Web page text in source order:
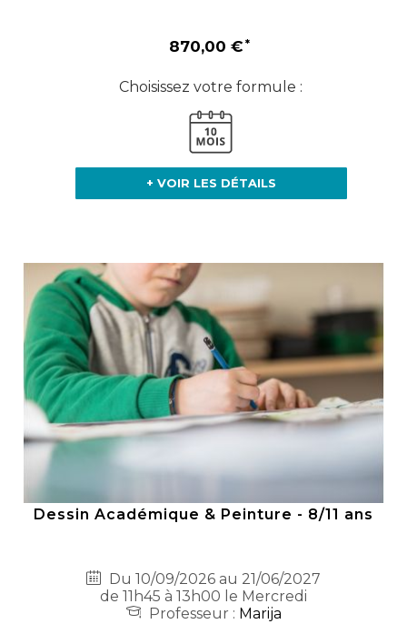
870,00 €
Choisissez votre formule :
+ VOIR LES DÉTAILS
Dessin Académique & Peinture - 8/11 ans
Du 10/09/2026 au 21/06/2027
de 11h45 à 13h00 le Mercredi
Professeur : Marija